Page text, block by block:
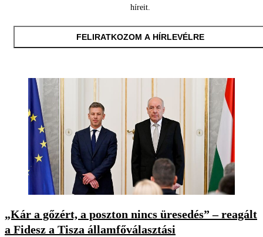
híreit.
FELIRATKOZOM A HÍRLEVÉLRE
„Kár a gőzért, a poszton nincs üresedés” – reagált
a Fidesz a Tisza államfőválasztási